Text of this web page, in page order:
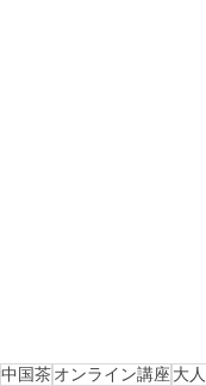
中国茶 オンライン講座 大